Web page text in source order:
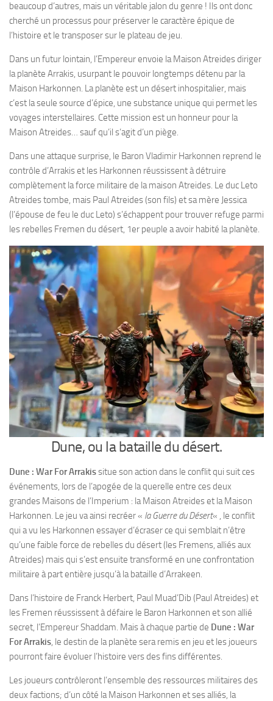
beaucoup d’autres, mais un véritable jalon du genre ! Ils ont donc
cherché un processus pour préserver le caractère épique de
l’histoire et le transposer sur le plateau de jeu.
Dans un futur lointain, l’Empereur envoie la Maison Atreides diriger
la planète Arrakis, usurpant le pouvoir longtemps détenu par la
Maison Harkonnen. La planète est un désert inhospitalier, mais
c’est la seule source d’épice, une substance unique qui permet les
voyages interstellaires. Cette mission est un honneur pour la
Maison Atreides… sauf qu’il s’agit d’un piège.
Dans une attaque surprise, le Baron Vladimir Harkonnen reprend le
contrôle d’Arrakis et les Harkonnen réussissent à détruire
complètement la force militaire de la maison Atreides. Le duc Leto
Atreides tombe, mais Paul Atreides (son fils) et sa mère Jessica
(l’épouse de feu le duc Leto) s’échappent pour trouver refuge parmi
les rebelles Fremen du désert, 1er peuple a avoir habité la planète.
Dune, ou la bataille du désert.
Dune : War For Arrakissitue son action dans le conflit qui suit ces
événements, lors de l’apogée de la querelle entre ces deux
grandes Maisons de l’Imperium : la Maison Atreides et la Maison
Harkonnen. Le jeu va ainsi recréer « la Guerre du Désert« , le conflit
qui a vu les Harkonnen essayer d’écraser ce qui semblait n’être
qu’une faible force de rebelles du désert (les Fremens, alliés aux
Atreides) mais qui s’est ensuite transformé en une confrontation
militaire à part entière jusqu’à la bataille d’Arrakeen.
Dans l’histoire de Franck Herbert, Paul Muad’Dib (Paul Atreides) et
les Fremen réussissent à défaire le Baron Harkonnen et son allié
secret, l’Empereur Shaddam. Mais à chaque partie de Dune : War
For Arrakis, le destin de la planète sera remis en jeu et les joueurs
pourront faire évoluer l’histoire vers des fins différentes.
Les joueurs contrôleront l’ensemble des ressources militaires des
deux factions; d’un côté la Maison Harkonnen et ses alliés, la